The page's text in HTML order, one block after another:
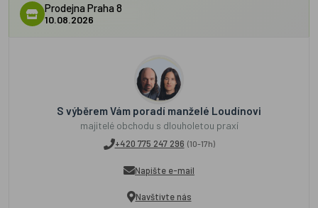
Prodejna Praha 8
10.08.2026
S výběrem Vám poradí manželé Loudínovi
majitelé obchodu s dlouholetou praxí
+420 775 247 296 (10-17h)
Napište e-mail
Navštivte nás